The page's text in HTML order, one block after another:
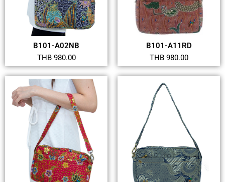
B101-A02NB
THB 980.00
B101-A11RD
THB 980.00